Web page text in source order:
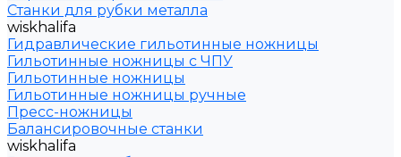
Станки для рубки металла
wiskhalifa
Гидравлические гильотинные ножницы
Гильотинные ножницы с ЧПУ
Гильотинные ножницы
Гильотинные ножницы ручные
Пресс-ножницы
Балансировочные станки
wiskhalifa